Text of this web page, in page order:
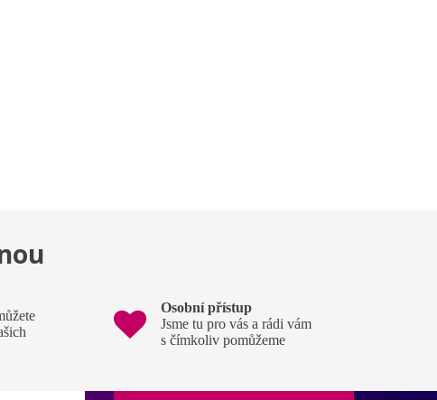
Osobní přístup
Jsme tu pro vás a rádi vám
s čímkoliv pomůžeme